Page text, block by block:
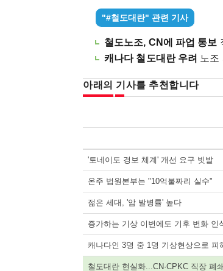
"#철도대란" 관련 기사
철도노조, CN에 파업 통보
캐나다 철도대란 우려 노조
아래의 기사를 추천합니다
'토네이도 경보 체계' 개선 요구 빗발
온주 법원본부는 "10억불짜리 실수"
젊은 세대, '암 발병률' 높다
증가하는 기상 이변에도 기후 변화 인
캐나다인 3명 중 1명 기상현상으로 피
철도대란 현실화...CN·CPKC 직장 폐쇄